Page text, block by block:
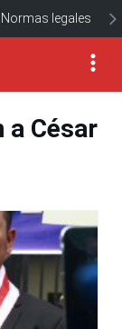
Normas legales
a César